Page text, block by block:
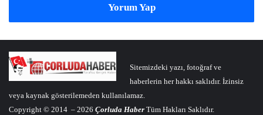
Yorum Yap
Sitemizdeki yazı, fotoğraf ve
haberlerin her hakkı saklıdır. İzinsiz
veya kaynak gösterilemeden kullanılamaz.
Copyright © 2014 – 2026 Çorluda Haber Tüm Hakları Saklıdır.